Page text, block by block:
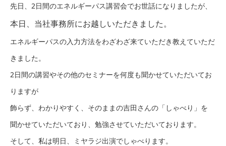
先日、2日間のエネルギーパス講習会でお世話になりましたが、
本日、当社事務所にお越しいただきました。
エネルギーパスの入力方法をわざわざ来ていただき教えていただ
きました。
2日間の講習やその他のセミナーを何度も聞かせていただいてお
りますが
飾らず、わかりやすく、そのままの吉田さんの「しゃべり」を
聞かせていただいており、勉強させていただいております。
そして、私は明日、ミヤラジ出演でしゃべります。